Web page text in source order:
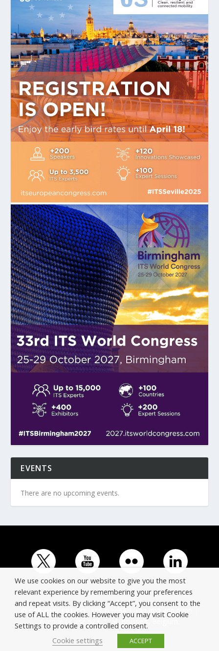
EVENTS
There are no upcoming events.
© Copyright ERTICO - ITS Europe | +32 (0)2 400 0700 |
Avenue Louise 523, 1050 Brussels, Belgium.
We use cookies on our website to give you the most
relevant experience by remembering your preferences
and repeat visits. By clicking “Accept”, you consent to the
use of ALL the cookies. However you may visit Cookie
Settings to provide a controlled consent.
Cookie settings
ACCEPT